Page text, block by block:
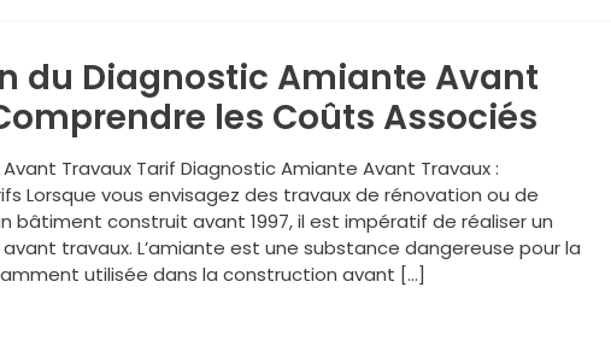
du Diagnostic Amiante Avant
les Coûts Associés
Travaux Tarif Diagnostic Amiante Avant Travaux :
Lorsque vous envisagez des travaux de rénovation ou de
bâtiment construit avant 1997, il est impératif de réaliser un
travaux. L’amiante est une substance dangereuse pour la
utilisée dans la construction avant […]